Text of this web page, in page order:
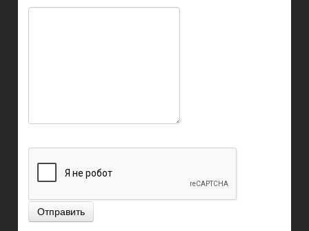
Отправить